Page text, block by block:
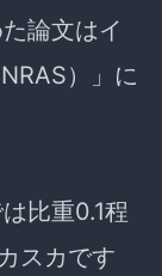
論文はイ
）」に
比重0.1程
スカです